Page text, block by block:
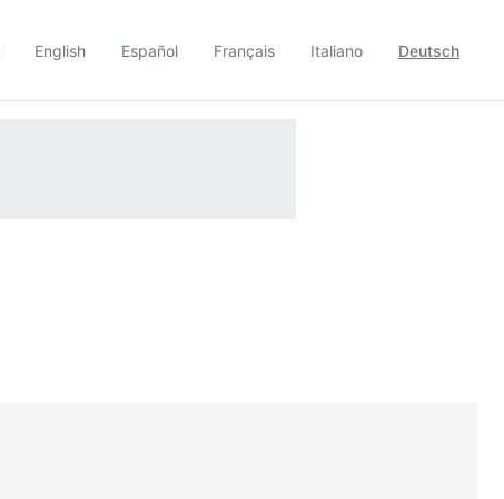
English Español Français Italiano Deutsch